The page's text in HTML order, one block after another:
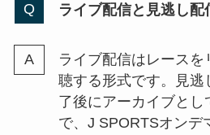
ライブ配信と見逃し配
ライブ配信はレース
聴する形式です。見逃
了後にアーカイブとし
で、J SPORTSオンデ